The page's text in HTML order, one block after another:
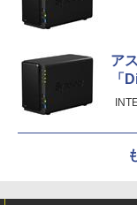
ア
「